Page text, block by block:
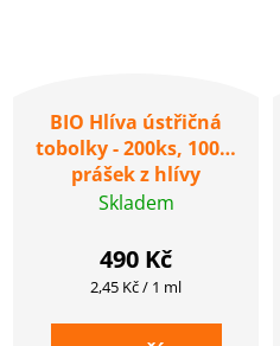
BIO Hlíva ústřičná
tobolky - 200ks, 100%
prášek z hlívy
ústřičné v kvalitě BIO
Skladem
490 Kč
Měrná
2,45 Kč / 1 ml